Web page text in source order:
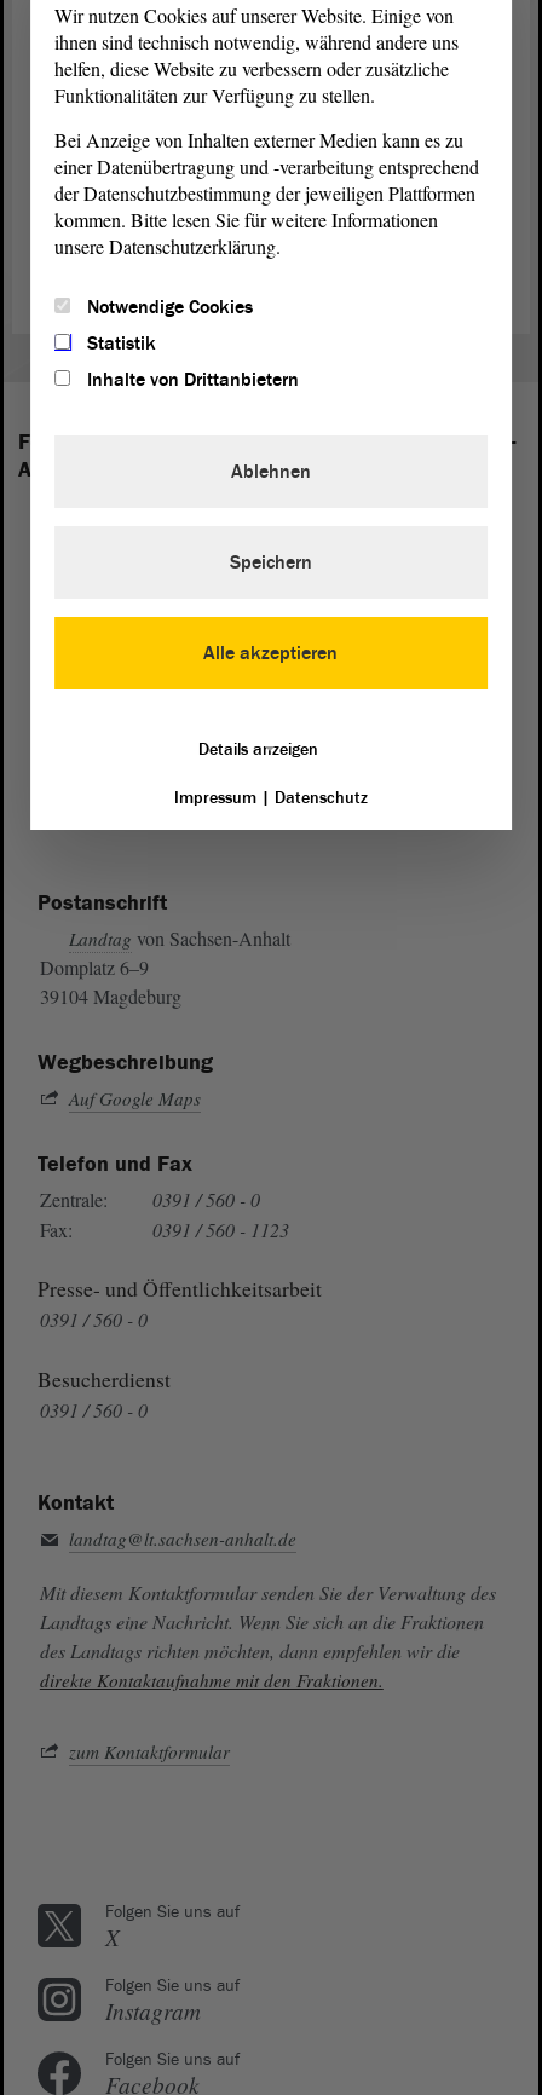
© ltlsa/stb
wegen der Glas-Beton-Fenster nach Magdeburg.
Architektur und Kunst im Landtag
Folgende Fraktionen sind im Landtag von Sachsen-
Anhalt vertreten:
Postanschrift
Landtag von Sachsen-Anhalt
Domplatz 6–9
39104 Magdeburg
Wegbeschreibung
Auf Google Maps
Telefon und Fax
Zentrale:
0391 / 560 - 0
Fax:
0391 / 560 - 1123
Presse- und Öffentlichkeitsarbeit
0391 / 560 - 0
Besucherdienst
0391 / 560 - 0
Kontakt
landtag@lt.sachsen-anhalt.de
Mit diesem Kontaktformular senden Sie der Verwaltung des
Landtags eine Nachricht. Wenn Sie sich an die Fraktionen
des Landtags richten möchten, dann empfehlen wir die
direkte Kontaktaufnahme mit den Fraktionen.
zum Kontaktformular
Folgen Sie uns auf
X
Folgen Sie uns auf
Instagram
Folgen Sie uns auf
Facebook
Wir nutzen Cookies auf unserer Website. Einige von
ihnen sind technisch notwendig, während andere uns
helfen, diese Website zu verbessern oder zusätzliche
Funktionalitäten zur Verfügung zu stellen.
Bei Anzeige von Inhalten externer Medien kann es zu
einer Datenübertragung und -verarbeitung entsprechend
der Datenschutzbestimmung der jeweiligen Plattformen
kommen. Bitte lesen Sie für weitere Informationen
unsere Datenschutzerklärung.
Notwendige Cookies
Statistik
Inhalte von Drittanbietern
Alle akzeptieren
Ablehnen
Speichern
Details anzeigen
Impressum| Datenschutz